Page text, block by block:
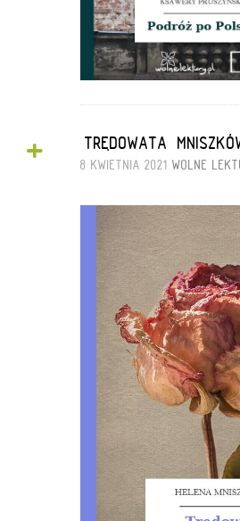
+ „TRĘDOWATA”
8 KWIETNIA 2021 WOLNE